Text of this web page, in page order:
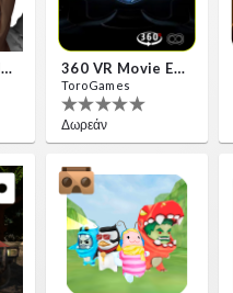
Weeping Angels VR 360 VR Movie Experience
ToroGames
Δωρεάν